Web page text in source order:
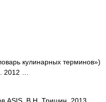
кулинарных терминов»)
2012 …